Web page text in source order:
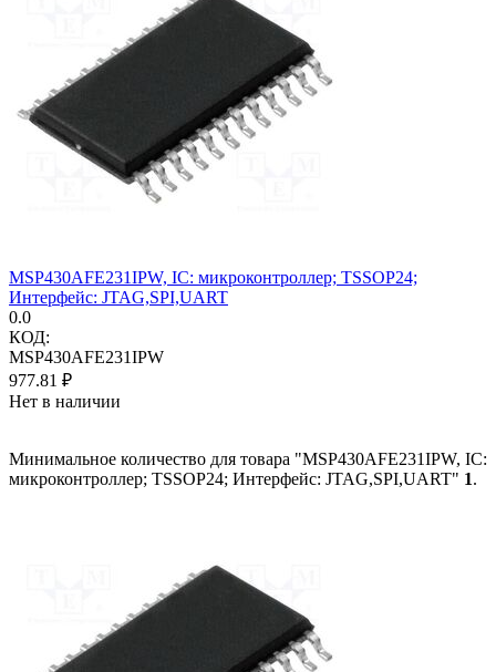
MSP430AFE231IPW, IC: микроконтроллер; TSSOP24;
Интерфейс: JTAG,SPI,UART
0.0
КОД:
MSP430AFE231IPW
977.81 ₽
Нет в наличии
Минимальное количество для товара "MSP430AFE231IPW, IC:
микроконтроллер; TSSOP24; Интерфейс: JTAG,SPI,UART" 1.